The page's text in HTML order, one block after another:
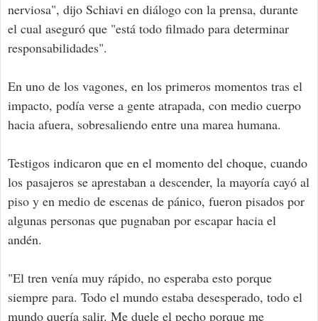
nerviosa", dijo Schiavi en diálogo con la prensa, durante
el cual aseguró que "está todo filmado para determinar
responsabilidades".
En uno de los vagones, en los primeros momentos tras el
impacto, podía verse a gente atrapada, con medio cuerpo
hacia afuera, sobresaliendo entre una marea humana.
Testigos indicaron que en el momento del choque, cuando
los pasajeros se aprestaban a descender, la mayoría cayó al
piso y en medio de escenas de pánico, fueron pisados por
algunas personas que pugnaban por escapar hacia el
andén.
"El tren venía muy rápido, no esperaba esto porque
siempre para. Todo el mundo estaba desesperado, todo el
mundo quería salir. Me duele el pecho porque me